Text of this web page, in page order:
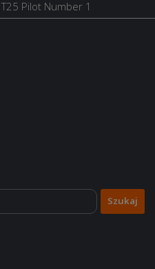
T25 Pilot Number 1